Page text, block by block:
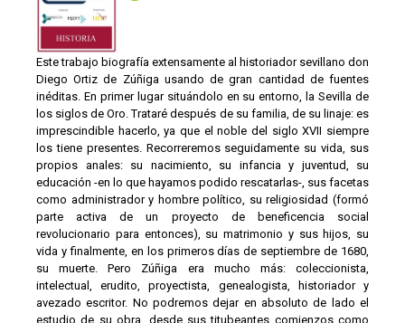
Este trabajo biografía extensamente al historiador sevillano don
Diego Ortiz de Zúñiga usando de gran cantidad de fuentes
inéditas. En primer lugar situándolo en su entorno, la Sevilla de
los siglos de Oro. Trataré después de su familia, de su linaje: es
imprescindible hacerlo, ya que el noble del siglo XVII siempre
los tiene presentes. Recorreremos seguidamente su vida, sus
propios anales: su nacimiento, su infancia y juventud, su
educación -en lo que hayamos podido rescatarlas-, sus facetas
como administrador y hombre político, su religiosidad (formó
parte activa de un proyecto de beneficencia social
revolucionario para entonces), su matrimonio y sus hijos, su
vida y finalmente, en los primeros días de septiembre de 1680,
su muerte. Pero Zúñiga era mucho más: coleccionista,
intelectual, erudito, proyectista, genealogista, historiador y
avezado escritor. No podremos dejar en absoluto de lado el
estudio de su obra, desde sus titubeantes comienzos como